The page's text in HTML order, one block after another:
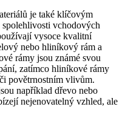
je také klíčovým
vchodových
vysoce kvalitní
nebo ⁤hliníkový rám a
rámy jsou⁢ známé svou
zatímco hliníkové rámy
povětrnostním vlivům.
⁤například dřevo nebo
nejenovatelný vzhled, ale‍